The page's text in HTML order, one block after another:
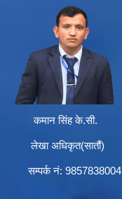
कमान सिंह के.सी.
लेखा अधिकृत(सातौं)
सम्पर्क न‌ं: 9857838004